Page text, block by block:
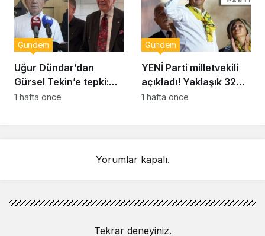
Uğur Dündar’dan
Gürsel Tekin’e tepki:
Hakkında suç
Gündem
1 hafta önce
YENİ Parti milletvekili
açıkladı! Yaklaşık 32
bin yurttaş bağış yaptı:
Gündem
1 hafta önce
Yorumlar kapalı.
Tekrar deneyiniz.